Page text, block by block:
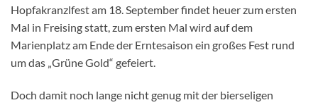
Hopfakranzlfest am 18. September findet heuer zum ersten
Mal in Freising statt, zum ersten Mal wird auf dem
Marienplatz am Ende der Erntesaison ein großes Fest rund
um das „Grüne Gold“ gefeiert.
Doch damit noch lange nicht genug mit der bierseligen